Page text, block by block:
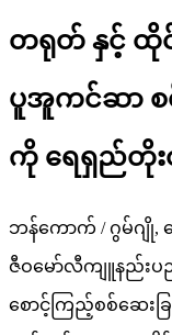
တရုတ် နှင့် ထိုင်
ပူအူကင်ဆာ စ
ကို ရေရှည်တိုး
ဘန်ကောက် / ဂွမ်ဂျို,
ဇီဝမော်လီကျူနည်းပ
စောင့်ကြည့်စစ်ဆေး